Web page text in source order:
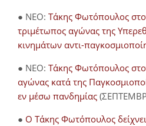
● NEO: Τάκης Φωτόπουλος
τριμέτωπος αγώνας της
κινημάτων αντι-
● NEO: Τάκης Φωτόπουλος
αγώνας κατά της
εν μέσω πανδημίας
● Ο Τάκης Φωτόπουλος